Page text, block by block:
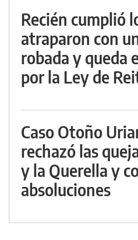
Recién cumplió
atraparon con
robada y queda
por la Ley de
Caso Otoño
rechazó las
y la Querella y
absoluciones